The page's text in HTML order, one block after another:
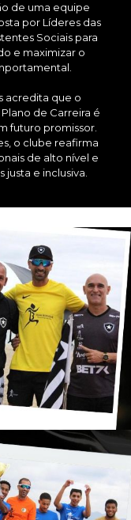
de uma equipe
por Líderes das
Sociais para
e maximizar o
acredita que o
de Carreira é
futuro promissor.
o clube reafirma
de alto nível e
e inclusiva.